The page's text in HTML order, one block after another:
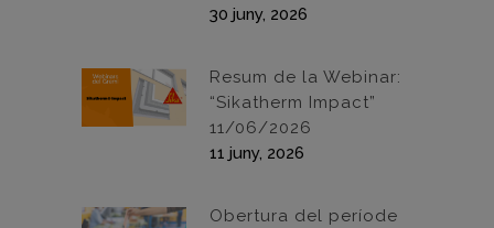
30 juny, 2026
Resum de la Webinar:
“Sikatherm Impact”
11/06/2026
11 juny, 2026
Obertura del període